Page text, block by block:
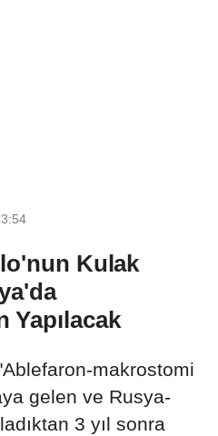
Kulak
Yapılacak
makrostomi
gelen ve Rusya-
3 yıl sonra